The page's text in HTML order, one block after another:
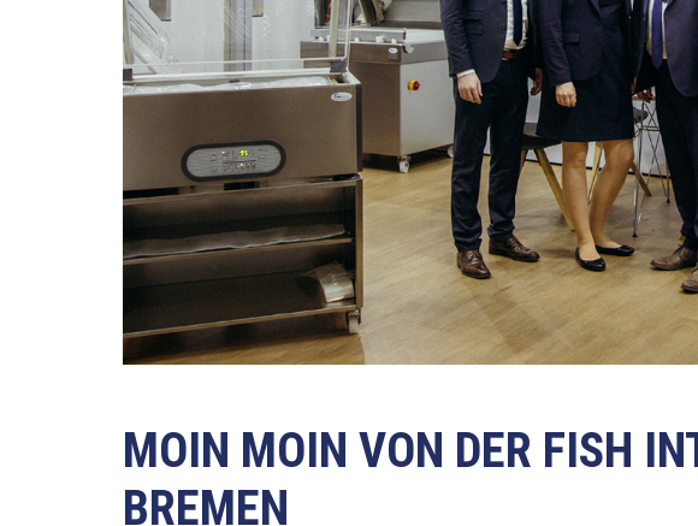
MOIN MOIN VON DER FISH
BREMEN